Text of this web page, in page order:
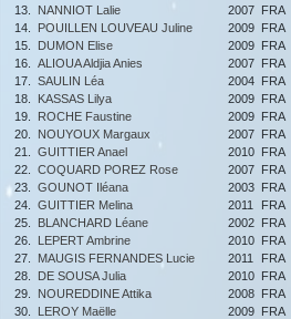
13. NANNIOT Lalie 2007 FRA
14. POUILLEN LOUVEAU Juline 2009 FRA
15. DUMON Elise 2009 FRA
16. ALIOUA Aldjia Anies 2007 FRA
17. SAULIN Léa 2004 FRA
18. KASSAS Lilya 2009 FRA
19. ROCHE Faustine 2009 FRA
20. NOUYOUX Margaux 2007 FRA
21. GUITTIER Anael 2010 FRA
22. COQUARD POREZ Rose 2007 FRA
23. GOUNOT Iléana 2003 FRA
24. GUITTIER Melina 2011 FRA
25. BLANCHARD Léane 2002 FRA
26. LEPERT Ambrine 2010 FRA
27. MAUGIS FERNANDES Lucie 2011 FRA
28. DE SOUSA Julia 2010 FRA
29. NOUREDDINE Attika 2008 FRA
30. LEROY Maëlle 2009 FRA